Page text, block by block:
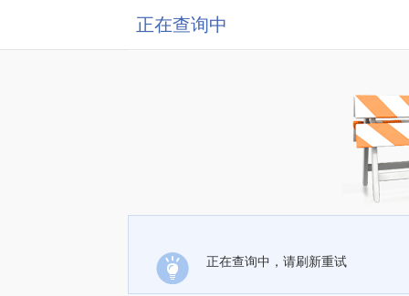
正在查询中
正在查询中，请刷新重试